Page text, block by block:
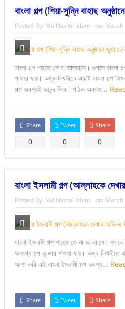
বাংলা গল্প (শিয়া-সুন্নি বাহাছ
Posted By: Md Nazrul Islam on: March
বাংলা গল্প পড়তে কে না ভালবাসে। গুগলে বাংলা
পাওয়া যায়। অত্র লিখনীতে একটি বাংলা গল্প
গল্প অবশ্যই আনন্দ দিবে। পাঠক অবগত...
Share
0
Tweet
0
Share
0
বাংলা ইসলামী গল্প (আল্লাহকে
Posted By: Md Nazrul Islam on: March
বাংলা ইসলামী গল্প পড়তে কে না ভালবাসে। গুগলে
অসংখ্য গল্প ভান্ডার পাওয়া যায়। অত্র লিখনীতে
আশা করি এই বাংলা ইসলামী গল্প অবশ্য...
Share Tweet Share